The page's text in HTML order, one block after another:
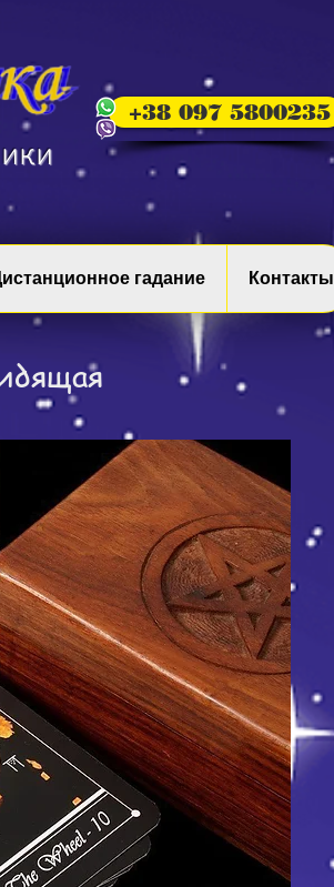
+38 097 5800235
гадание Контакты